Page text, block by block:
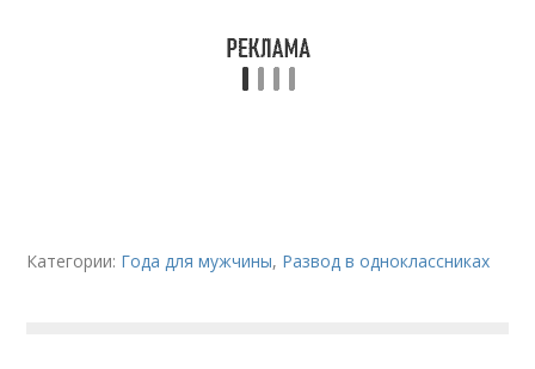
Категории: Года для мужчины, Развод в одноклассниках